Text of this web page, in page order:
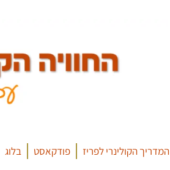
המדריך הקולינרי לפריז פודקאסט בלוג